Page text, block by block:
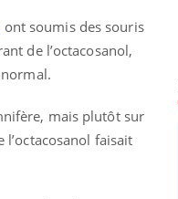
ont soumis des souris
de l’octacosanol,
mais plutôt sur
faisait